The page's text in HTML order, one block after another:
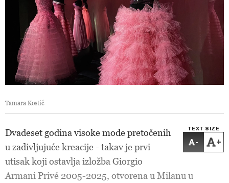
Tamara Kostić
TEXT SIZE
- +
Dvadeset godina visoke mode pretočenih
u zadivljujuće kreacije - takav je prvi
utisak koji ostavlja izložba Giorgio
Armani Privé 2005-2025, otvorena u Milanu u